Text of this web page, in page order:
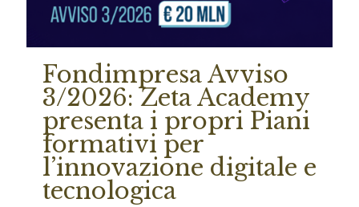
Fondimpresa Avviso
3/2026: Zeta Academy
presenta i propri Piani
formativi per
l’innovazione digitale e
tecnologica